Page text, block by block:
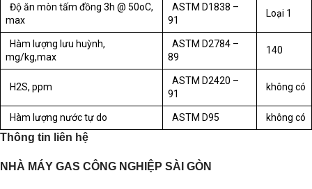
Độ ăn mòn tấm đồng 3h @ 50oC,
max
ASTM D1838 –
91
Loại 1
Hàm lượng lưu huỳnh,
mg/kg,max
ASTM D2784 –
89
140
H2S, ppm
ASTM D2420 –
91
không có
Hàm lượng nước tự do ASTM D95 không có
Thông tin liên hệ
NHÀ MÁY GAS CÔNG NGHIỆP SÀI GÒN